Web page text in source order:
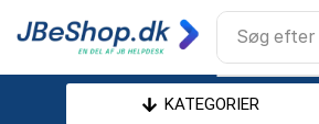
Søg efter
KATEGORIER